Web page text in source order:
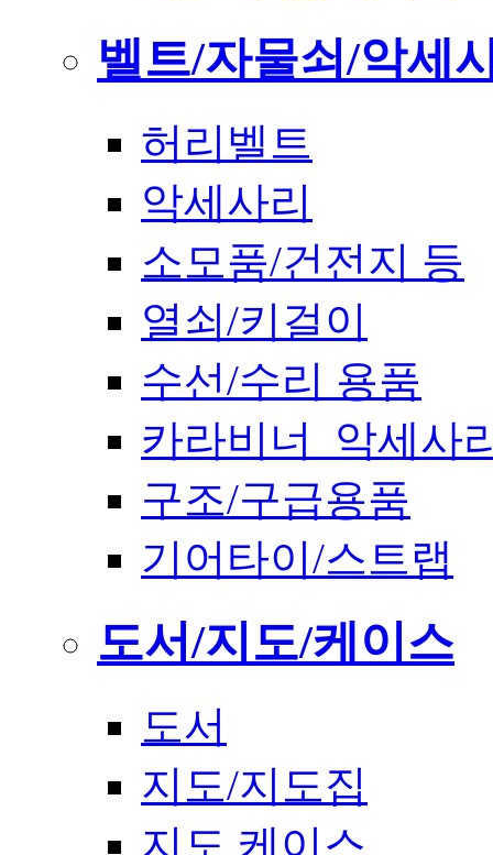
벨트/자물쇠/악세
허리벨트
악세사리
소모품/건전지 등
열쇠/키걸이
수선/수리 용품
카라비너_악세사
구조/구급용품
기어타이/스트랩
도서/지도/케이스
도서
지도/지도집
지도 케이스